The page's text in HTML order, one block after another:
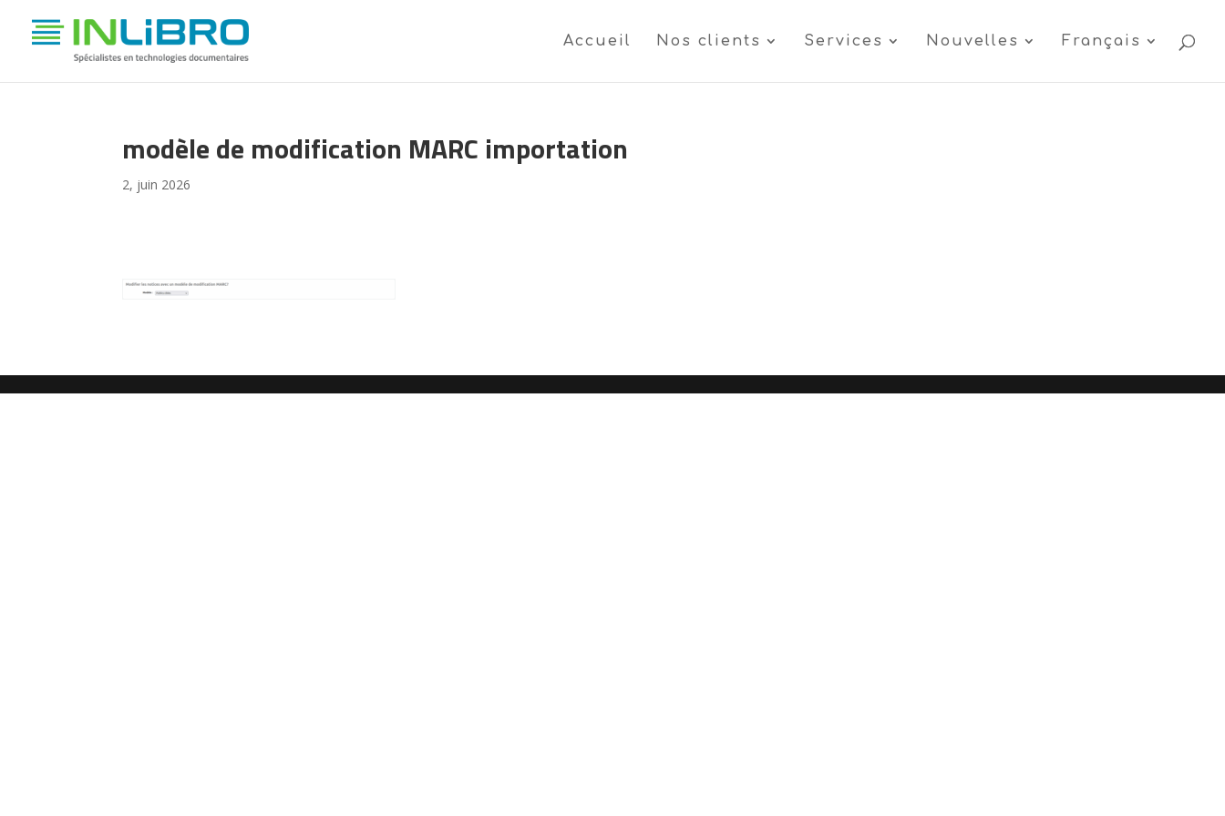
Accueil Nos clients Services Nouvelles Français
modèle de modification MARC importation
2, juin 2026